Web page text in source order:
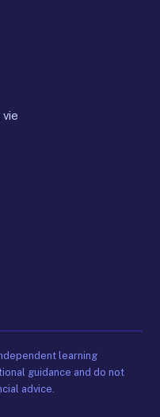
learning
guidance and do not
advice.